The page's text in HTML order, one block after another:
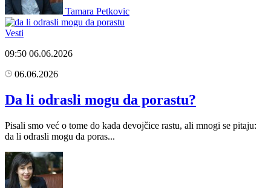
Tamara Petkovic
Vesti
09:50 06.06.2026
06.06.2026
Da li odrasli mogu da porastu?
Pisali smo već o tome do kada devojčice rastu, ali mnogi se pitaju:
da li odrasli mogu da poras...